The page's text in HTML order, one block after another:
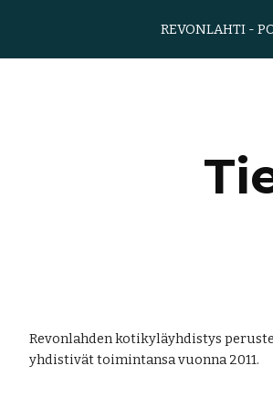
Skip to main content
REVONLAHTI -
Revonlahden kotikyläyhdistys
yhdistivät toimintansa vuonna 2011.